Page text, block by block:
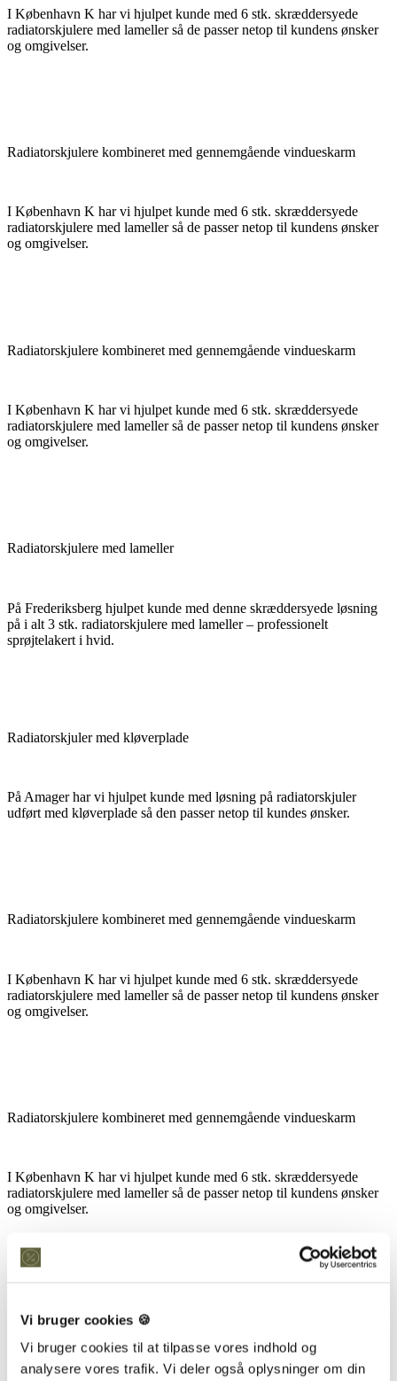
Vi bruger cookies 🍪
Vi bruger cookies til at tilpasse vores indhold og
analysere vores trafik. Vi deler også oplysninger om din
I København K har vi hjulpet kunde med 6 stk. skræddersyede
radiatorskjulere med lameller så de passer netop til kundens ønsker
og omgivelser.
Radiatorskjulere kombineret med gennemgående vindueskarm
I København K har vi hjulpet kunde med 6 stk. skræddersyede
radiatorskjulere med lameller så de passer netop til kundens ønsker
og omgivelser.
Radiatorskjulere kombineret med gennemgående vindueskarm
I København K har vi hjulpet kunde med 6 stk. skræddersyede
radiatorskjulere med lameller så de passer netop til kundens ønsker
og omgivelser.
Radiatorskjulere med lameller
På Frederiksberg hjulpet kunde med denne skræddersyede løsning
på i alt 3 stk. radiatorskjulere med lameller – professionelt
sprøjtelakert i hvid.
Radiatorskjuler med kløverplade
På Amager har vi hjulpet kunde med løsning på radiatorskjuler
udført med kløverplade så den passer netop til kundes ønsker.
Radiatorskjulere kombineret med gennemgående vindueskarm
I København K har vi hjulpet kunde med 6 stk. skræddersyede
radiatorskjulere med lameller så de passer netop til kundens ønsker
og omgivelser.
Radiatorskjulere kombineret med gennemgående vindueskarm
I København K har vi hjulpet kunde med 6 stk. skræddersyede
radiatorskjulere med lameller så de passer netop til kundens ønsker
og omgivelser.
Radiatorskjulere kombineret med gennemgående vindueskarm
I København K har vi hjulpet kunde med 6 stk. skræddersyede